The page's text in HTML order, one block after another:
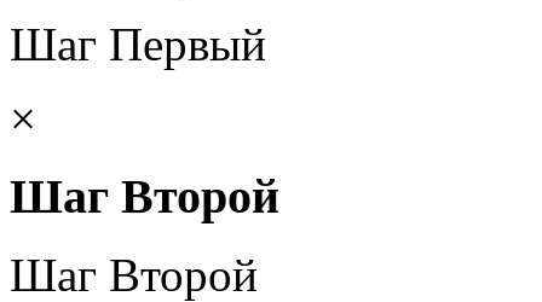
Шаг Первый
×
Шаг Второй
Шаг Второй